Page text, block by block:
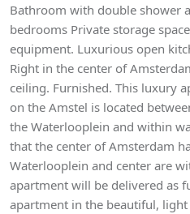
Bathroom with double shower
bedrooms Private storage
equipment. Luxurious open
Right in the center of
ceiling. Furnished. This luxury
on the Amstel is located
the Waterlooplein and within
that the center of Amsterdam
Waterlooplein and center are
apartment will be delivered as
apartment in the beautiful,